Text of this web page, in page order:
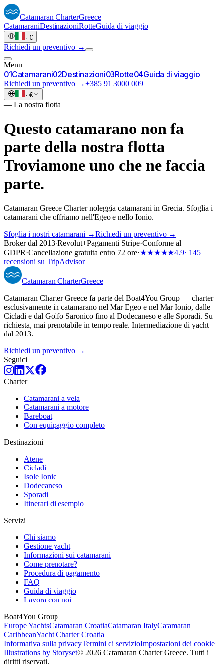
Catamaran CharterGreece
CatamaraniDestinazioniRotteGuida di viaggio
· €
Richiedi un preventivo →
Menu
01Catamarani02Destinazioni03Rotte04Guida di viaggio
Richiedi un preventivo →+385 91 3000 009
· €
— La nostra flotta
Questo catamarano non fa
parte della nostra flotta
Troviamone uno che ne faccia
parte.
Catamaran Greece Charter noleggia catamarani in Grecia. Sfoglia i
catamarani che offriamo nell'Egeo e nello Ionio.
Sfoglia i nostri catamarani →Richiedi un preventivo →
Broker dal 2013·Revolut+Pagamenti Stripe·Conforme al
GDPR·Cancellazione gratuita entro 72 ore·★★★★★4.9· 145
recensioni su TripAdvisor
Catamaran CharterGreece
Catamaran Charter Greece fa parte del Boat4You Group — charter
esclusivamente in catamarano nel Mar Egeo e nel Mar Ionio, dalle
Cicladi e dal Golfo Saronico fino al Dodecaneso e alle Sporadi. Su
richiesta, mai prenotabile in tempo reale. Intermediazione di yacht
dal 2013.
Richiedi un preventivo →
Seguici
Charter
Catamarani a vela
Catamarani a motore
Bareboat
Con equipaggio completo
Destinazioni
Atene
Cicladi
Isole Ionie
Dodecaneso
Sporadi
Itinerari di esempio
Servizi
Chi siamo
Gestione yacht
Informazioni sui catamarani
Come prenotare?
Procedura di pagamento
FAQ
Guida di viaggio
Lavora con noi
Boat4You Group
Europe YachtsCatamaran CroatiaCatamaran ItalyCatamaran
CaribbeanYacht Charter Croatia
Informativa sulla privacyTermini di servizioImpostazioni dei cookie
Illustrations by Storyset© 2026 Catamaran Charter Greece. Tutti i
diritti riservati.